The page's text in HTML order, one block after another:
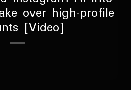
over high-profile
[Video]